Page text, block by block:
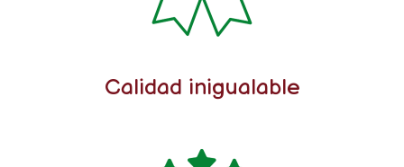
Calidad inigualable